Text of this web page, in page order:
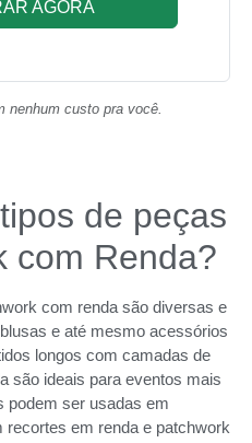
AGORA
nenhum custo pra você.
de peças
com Renda?
com renda são diversas e
e até mesmo acessórios
longos com camadas de
são ideais para eventos mais
podem ser usadas em
em renda e patchwork